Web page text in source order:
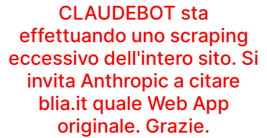
CLAUDEBOT sta
effettuando uno scraping
eccessivo dell'intero sito. Si
invita Anthropic a citare
blia.it quale Web App
originale. Grazie.